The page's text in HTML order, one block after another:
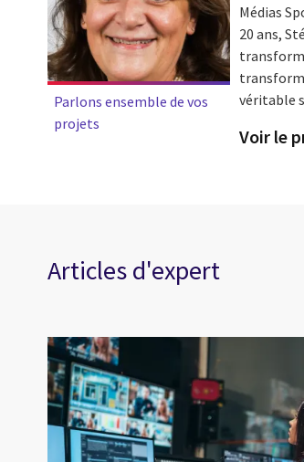
Parlons ensemble de vos
projets
Médias
20 ans,
véritable
Voir le
Articles d'expert